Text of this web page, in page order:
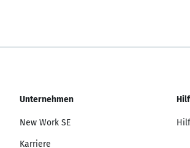
Unternehmen
New Work SE
Karriere